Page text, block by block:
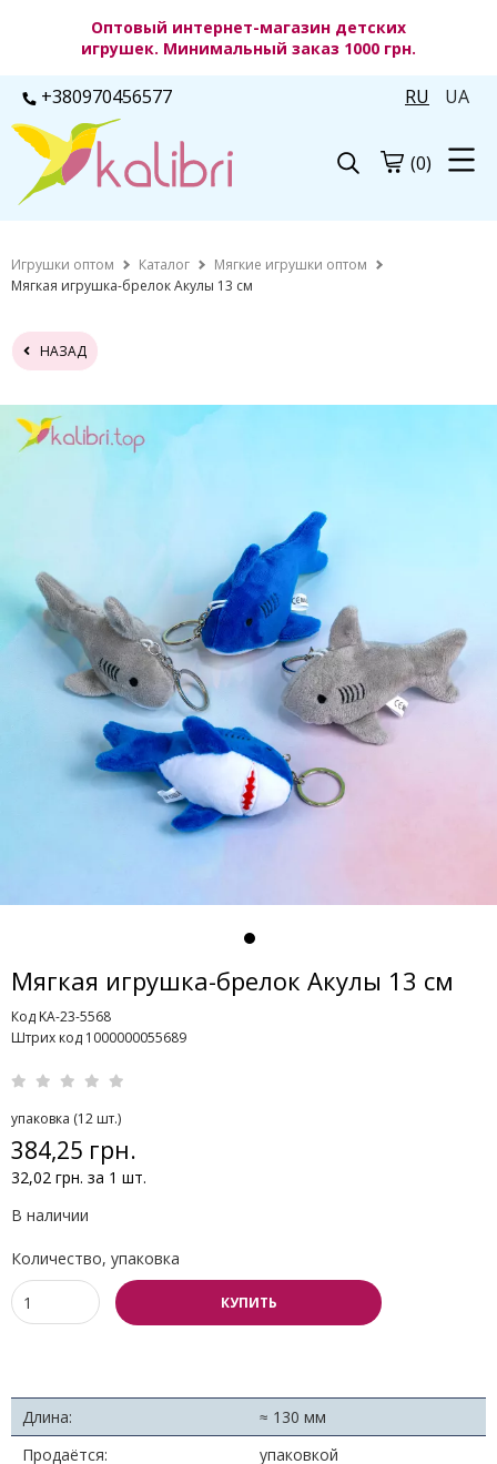
Оптовый интернет-магазин детских
игрушек. Минимальный заказ 1000 грн.
+380970456577 RU UA
(0)
Игрушки оптом Каталог
Мягкие игрушки оптом
Мягкая игрушка-брелок Акулы 13 см
НАЗАД
Мягкая игрушка-брелок Акулы 13 см
Код KA-23-5568
Штрих код 1000000055689
упаковка (12 шт.)
384,25 грн.
32,02 грн. за 1 шт.
В наличии
Количество, упаковка
КУПИТЬ
Длина:
≈ 130 мм
Продаётся:
упаковкой